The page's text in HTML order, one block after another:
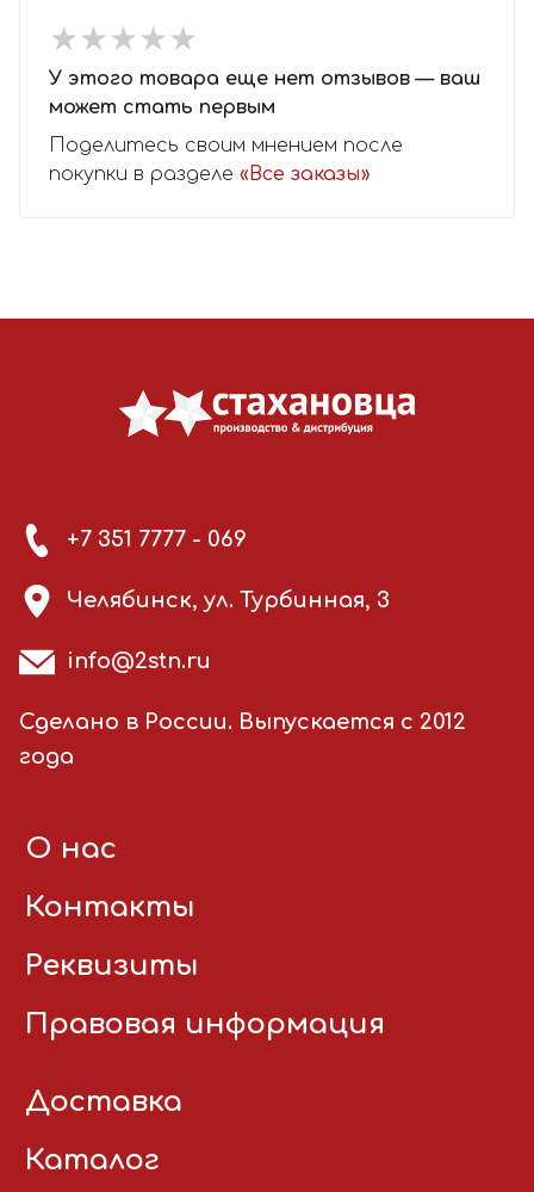
★★★★★
★★★★★
У этого товара еще нет отзывов — ваш
может стать первым
Поделитесь своим мнением после
покупки в разделе «Все заказы»
+7 351 7777 - 069
Челябинск, ул. Турбинная, 3
info@2stn.ru
Сделано в России. Выпускается с 2012
года
О нас
Контакты
Реквизиты
Правовая информация
Доставка
Каталог